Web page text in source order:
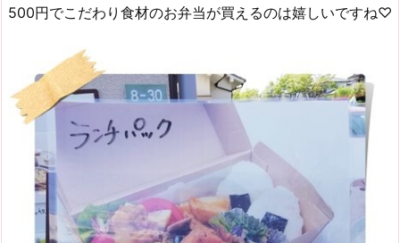
500円でこだわり食材のお弁当が買えるのは嬉しいですね♡